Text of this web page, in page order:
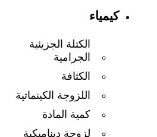
كيمياء
الكتلة الجزيئية
الجرامية
الكثافة
اللزوجة الكينماتية
كمية المادة
لزوجة ديناميكية